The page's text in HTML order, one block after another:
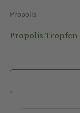
Propolis
Propolis Tropfen